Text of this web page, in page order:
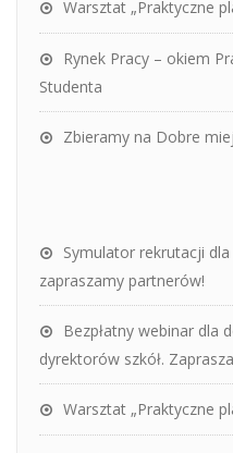
Warsztat „Praktyczne
Rynek Pracy – okiem
Studenta
Zbieramy na Dobre
Symulator rekrutacji
zapraszamy partnerów!
Bezpłatny webinar dla
dyrektorów szkół.
Warsztat „Praktyczne